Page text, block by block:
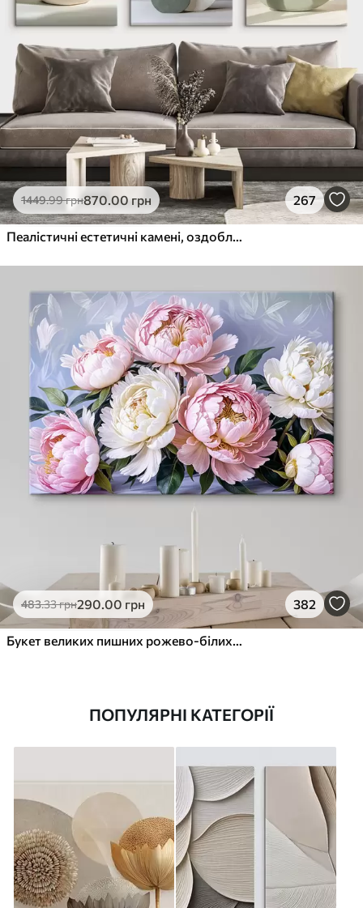
1449.99грн870.00 грн 267
Пеалістичні естетичні камені, оздоблення будинку, природне освітлення
483.33грн290.00 грн 382
Букет великих пишних рожево-білих квітів півонії із зеленим листям на м’якому розмитому фоні
ПОПУЛЯРНІ КАТЕГОРІЇ